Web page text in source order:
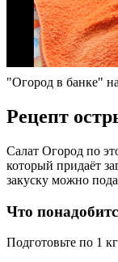
"Огород в банке"
Рецепт
Салат Огород по
который придаёт
закуску можно
Что
Подготовьте по 1